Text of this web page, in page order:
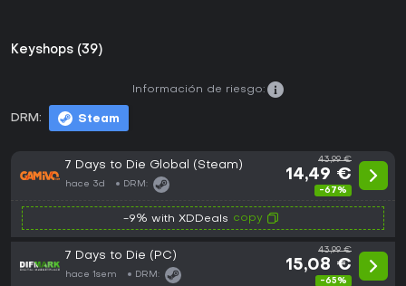
Keyshops (39)
DRM: Steam
Información de riesgo:
7 Days to Die Global (Steam)
hace 3d DRM:
43,99 €
14,49 €
-67%
-9% with XDDeals copy
7 Days to Die (PC)
hace 1sem DRM:
43,99 €
15,08 €
-65%